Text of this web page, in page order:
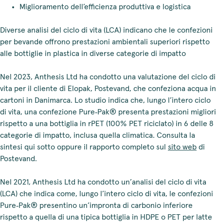
Miglioramento dell’efficienza produttiva e logistica
Diverse analisi del ciclo di vita (LCA) indicano che le confezioni
per bevande offrono prestazioni ambientali superiori rispetto
alle bottiglie in plastica in diverse categorie di impatto
Nel 2023, Anthesis Ltd ha condotto una valutazione del ciclo di
vita per il cliente di Elopak, Postevand, che confeziona acqua in
cartoni in Danimarca. Lo studio indica che, lungo l’intero ciclo
di vita, una confezione Pure‑Pak® presenta prestazioni migliori
rispetto a una bottiglia in rPET (100% PET riciclato) in 6 delle 8
categorie di impatto, inclusa quella climatica. Consulta la
sintesi qui sotto oppure il rapporto completo sul sito web di
Postevand.
Nel 2021, Anthesis Ltd ha condotto un’analisi del ciclo di vita
(LCA) che indica come, lungo l’intero ciclo di vita, le confezioni
Pure‑Pak® presentino un’impronta di carbonio inferiore
rispetto a quella di una tipica bottiglia in HDPE o PET per latte